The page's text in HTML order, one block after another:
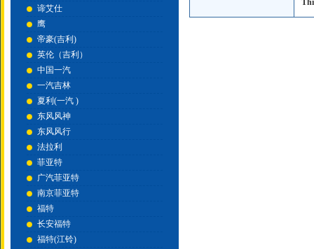
谛艾仕
鹰
帝豪(吉利)
英伦（吉利）
中国一汽
一汽吉林
夏利(一汽 )
东风风神
东风风行
法拉利
菲亚特
广汽菲亚特
南京菲亚特
福特
长安福特
福特(江铃)